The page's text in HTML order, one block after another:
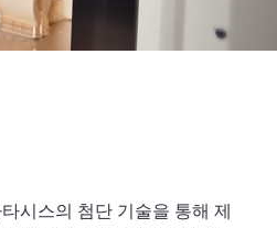
시스의 첨단 기술을 통해 제